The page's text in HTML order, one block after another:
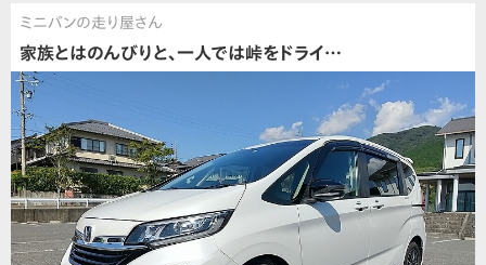
ミニバンの走り屋さん
家族とはのんびりと、一人では峠をドライ…